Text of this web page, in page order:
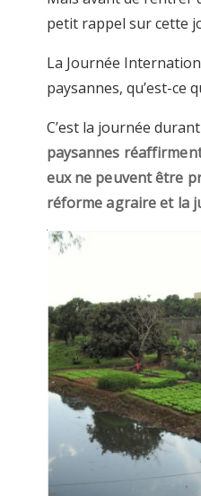
petit rappel sur cette
La Journée
paysannes, qu’est-ce
C’est la journée
paysannes
eux ne peuvent être
réforme agraire et la